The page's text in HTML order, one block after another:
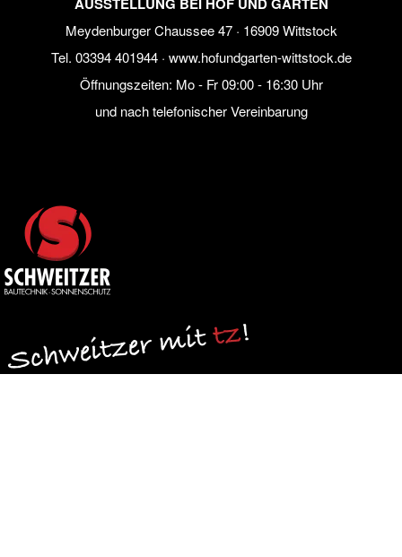
Meydenburger Chaussee 47 · 16909 Wittstock
Tel. 03394 401944· www.hofundgarten-wittstock.de
Öffnungszeiten: Mo - Fr 09:00 - 16:30 Uhr
und nach telefonischer Vereinbarung